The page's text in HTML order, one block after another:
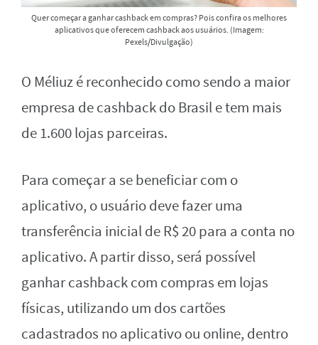
Quer começar a ganhar cashback em compras? Pois confira os melhores
aplicativos que oferecem cashback aos usuários. (Imagem:
Pexels/Divulgação)
O Méliuz é reconhecido como sendo a maior
empresa de cashback do Brasil e tem mais
de 1.600 lojas parceiras.
Para começar a se beneficiar com o
aplicativo, o usuário deve fazer uma
transferência inicial de R$ 20 para a conta no
aplicativo. A partir disso, será possível
ganhar cashback com compras em lojas
físicas, utilizando um dos cartões
cadastrados no aplicativo ou online, dentro